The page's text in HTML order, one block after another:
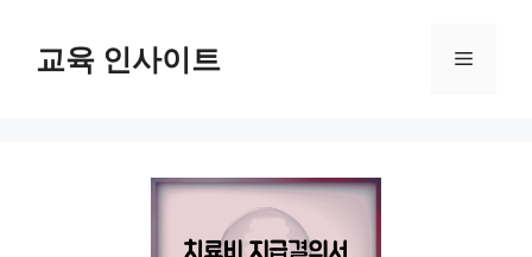
교육 인사이트 메